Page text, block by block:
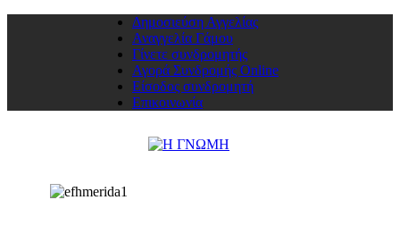
Δημοσιεύση Αγγελίας
Αναγγελία Γάμου
Γίνετε συνδρομητής
Αγορά Συνδρομής Online
Είσοδος συνδρομητή
Επικοινωνία